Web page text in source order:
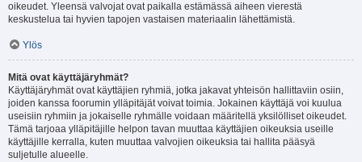
oikeudet. Yleensä valvojat ovat paikalla estämässä aiheen vierestä
keskustelua tai hyvien tapojen vastaisen materiaalin lähettämistä.
Ylös
Mitä ovat käyttäjäryhmät?
Käyttäjäryhmät ovat käyttäjien ryhmiä, jotka jakavat yhteisön hallittaviin osiin,
joiden kanssa foorumin ylläpitäjät voivat toimia. Jokainen käyttäjä voi kuulua
useisiin ryhmiin ja jokaiselle ryhmälle voidaan määritellä yksilölliset oikeudet.
Tämä tarjoaa ylläpitäjille helpon tavan muuttaa käyttäjien oikeuksia useille
käyttäjille kerralla, kuten muuttaa valvojien oikeuksia tai hallita pääsyä
suljetulle alueelle.